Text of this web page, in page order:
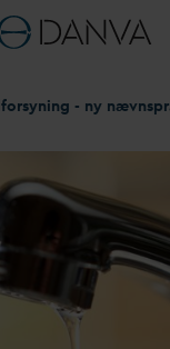
- ny nævnspraksis for stan